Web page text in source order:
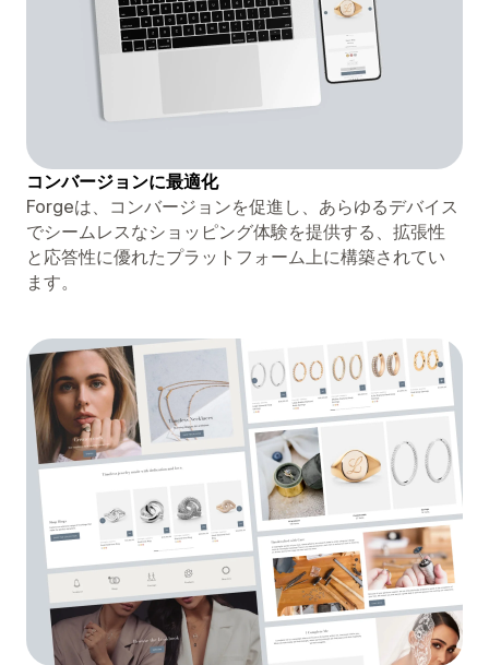
コンバージョンに最適化
Forgeは、コンバージョンを促進し、あらゆるデバイス
でシームレスなショッピング体験を提供する、拡張性
と応答性に優れたプラットフォーム上に構築されてい
ます。